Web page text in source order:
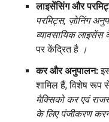
लाइसेंसिंग और
परमिट्स, ज़ोनिंग
व्यावसायिक
पर केंद्रित है ।
कर और अनुपालन:
शामिल हैं, विशेष रूप
मैक्सिको कर एवं
के लिए पंजीकरण